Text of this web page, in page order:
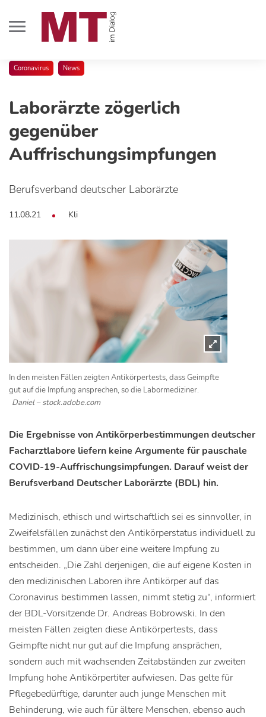
Coronavirus News
Laborärzte zögerlich
gegenüber
Auffrischungsimpfungen
Berufsverband deutscher Laborärzte
11.08.21 Kli
In den meisten Fällen zeigten Antikörpertests, dass Geimpfte
gut auf die Impfung ansprechen, so die Labormediziner.
Daniel – stock.adobe.com
Die Ergebnisse von Antikörperbestimmungen deutscher
Facharztlabore liefern keine Argumente für pauschale
COVID-19-Auffrischungsimpfungen. Darauf weist der
Berufsverband Deutscher Laborärzte (BDL) hin.
Medizinisch, ethisch und wirtschaftlich sei es sinnvoller, in
Zweifelsfällen zunächst den Antikörperstatus individuell zu
bestimmen, um dann über eine weitere Impfung zu
entscheiden. „Die Zahl derjenigen, die auf eigene Kosten in
den medizinischen Laboren ihre Antikörper auf das
Coronavirus bestimmen lassen, nimmt stetig zu“, informiert
der BDL-Vorsitzende Dr. Andreas Bobrowski. In den
meisten Fällen zeigten diese Antikörpertests, dass
Geimpfte nicht nur gut auf die Impfung ansprächen,
sondern auch mit wachsenden Zeitabständen zur zweiten
Impfung hohe Antikörpertiter aufwiesen. Das gelte für
Pflegebedürftige, darunter auch junge Menschen mit
Behinderung, wie auch für ältere Menschen, ebenso auch